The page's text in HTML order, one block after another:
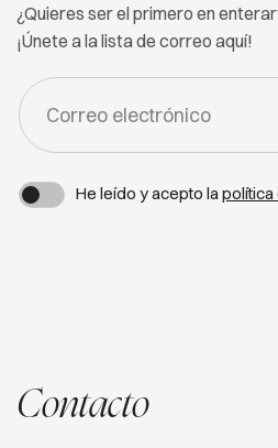
¿Quieres ser el primero en
¡Únete a la lista de correo aquí!
FORM
NEWSLETTER
He leído y acepto lapolítica
Contacto